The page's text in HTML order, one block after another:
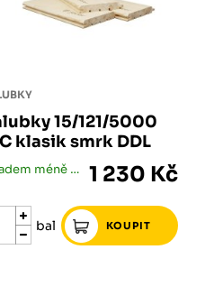
15/121/5000
klasik smrk DDL
skladem méně než 5 bal 1 230 Kč
bal